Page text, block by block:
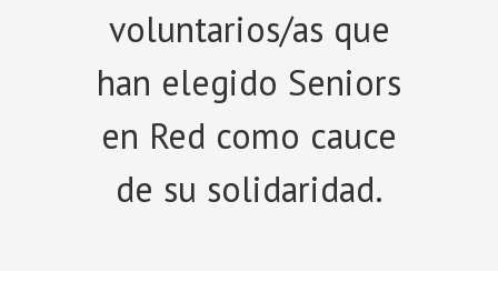
voluntarios/as que
han elegido Seniors
en Red como cauce
de su solidaridad.